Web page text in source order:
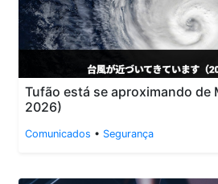
Tufão está se aproximando de
2026)
Comunicados • Segurança